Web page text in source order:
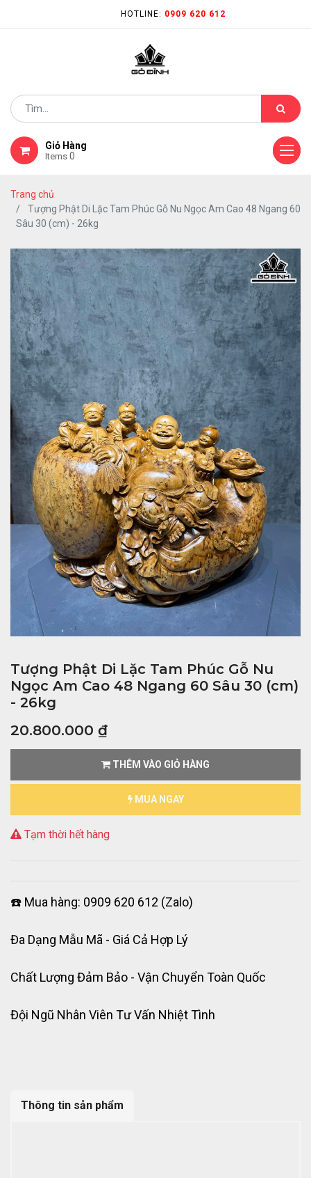
HOTLINE: 0909 620 612
Giỏ Hàng
Items 0
Trang chủ
Tượng Phật Di Lặc Tam Phúc Gỗ Nu Ngọc Am Cao 48 Ngang 60
Sâu 30 (cm) - 26kg
Tượng Phật Di Lặc Tam Phúc Gỗ Nu
Ngọc Am Cao 48 Ngang 60 Sâu 30 (cm)
- 26kg
20.800.000 ₫
THÊM VÀO GIỎ HÀNG
MUA NGAY
Tạm thời hết hàng
☎️ Mua hàng: 0909 620 612 (Zalo)
Đa Dạng Mẫu Mã - Giá Cả Hợp Lý
Chất Lượng Đảm Bảo - Vận Chuyển Toàn Quốc
Đội Ngũ Nhân Viên Tư Vấn Nhiệt Tình
Thông tin sản phẩm